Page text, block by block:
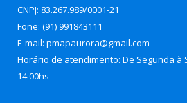
CNPJ: 83.267.989/0001-21
Fone: (91) 991843111
E-mail: pmapaurora@gmail.com
Horário de atendimento: De Segunda à
14:00hs